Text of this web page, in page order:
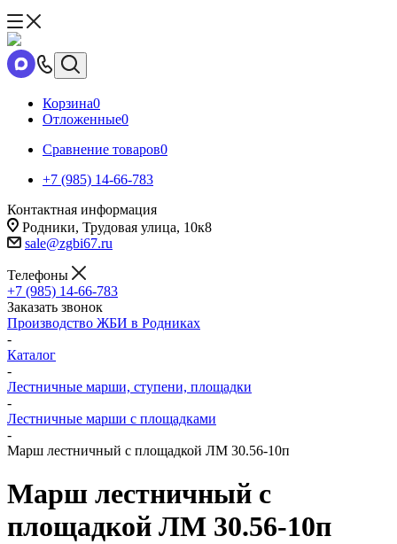
Корзина0
Отложенные0
Сравнение товаров0
+7 (985) 14-66-783
Контактная информация
Родники, Трудовая улица, 10к8
sale@zgbi67.ru
Телефоны
+7 (985) 14-66-783
Заказать звонок
Производство ЖБИ в Родниках
-
Каталог
-
Лестничные марши, ступени, площадки
-
Лестничные марши с площадками
-
Марш лестничный с площадкой ЛМ 30.56-10п
Марш лестничный с
площадкой ЛМ 30.56-10п